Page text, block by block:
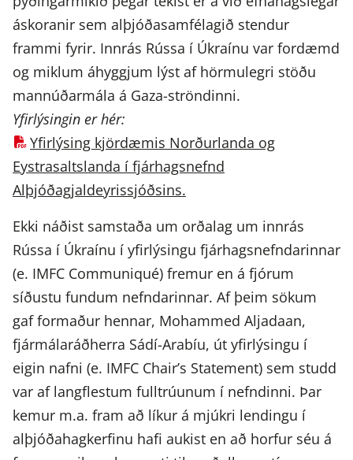
áskoranir sem alþjóðasamfélagið stendur
frammi fyrir. Innrás Rússa í Úkraínu var fordæmd
og miklum áhyggjum lýst af hörmulegri stöðu
mannúðarmála á Gaza-ströndinni.
Yfirlýsingin er hér:
Yfirlýsing kjördæmis Norðurlanda og
Eystrasaltslanda í fjárhagsnefnd
Alþjóðagjaldeyrissjóðsins.
Ekki náðist samstaða um orðalag um innrás
Rússa í Úkraínu í yfirlýsingu fjárhagsnefndarinnar
(e. IMFC Communiqué) fremur en á fjórum
síðustu fundum nefndarinnar. Af þeim sökum
gaf formaður hennar, Mohammed Aljadaan,
fjármálaráðherra Sádí-Arabíu, út yfirlýsingu í
eigin nafni (e. IMFC Chair’s Statement) sem studd
var af langflestum fulltrúunum í nefndinni. Þar
kemur m.a. fram að líkur á mjúkri lendingu í
alþjóðahagkerfinu hafi aukist en að horfur séu á